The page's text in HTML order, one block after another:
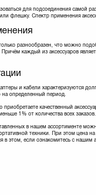
для подсоединения самой
флешку. Спектр применения
разнообразен, что можно
каждый из аксессуаров
и кабели характеризуются
на определенный период.
качественный
1% от количества всех заказов.
в нашем ассортименте
техники. При этом цена
в этом, если ознакомитесь с нашим